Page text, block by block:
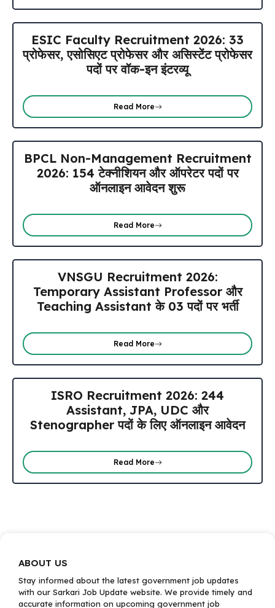
ESIC Faculty Recruitment 2026: 33
प्रोफेसर, एसोसिएट प्रोफेसर और असिस्टेंट प्रोफेसर
पदों पर वॉक-इन इंटरव्यू
Read More
BPCL Non-Management Recruitment
2026: 154 टेक्नीशियन और ऑपरेटर पदों पर
ऑनलाइन आवेदन शुरू
Read More
VNSGU Recruitment 2026:
Temporary Assistant Professor और
Teaching Assistant के 03 पदों पर भर्ती
Read More
ISRO Recruitment 2026: 244
Assistant, JPA, UDC और
Stenographer पदों के लिए ऑनलाइन आवेदन
Read More
ABOUT US
Stay informed about the latest government job updates
with our Sarkari Job Update website. We provide timely and
accurate information on upcoming government job